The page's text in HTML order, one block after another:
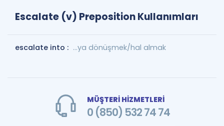
Escalate (v) Preposition Kullanımları
escalate into : ...ya dönüşmek/hal almak
MÜŞTERİ HİZMETLERİ
0 (850) 532 74 74